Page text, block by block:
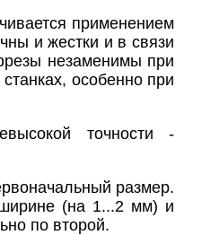
применением
и жестки и в связи
незаменимы при
особенно при
точности -
размер.
(на 1...2 мм) и
по второй.